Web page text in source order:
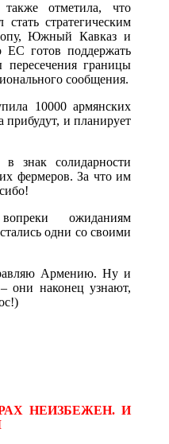
отметила, что
стратегическим
Южный Кавказ и
готов поддержать
границы
сообщения.
10000 армянских
прибудут, и планирует
знак солидарности
фермеров. За что им
ожиданиям
одни со своими
Армению. Ну и
они наконец узнают,
НЕИЗБЕЖЕН. И